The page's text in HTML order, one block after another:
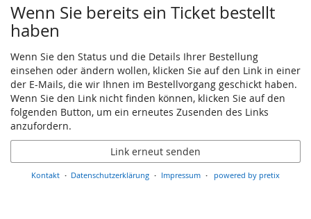
Wenn Sie bereits ein Ticket bestellt
haben
Wenn Sie den Status und die Details Ihrer Bestellung
einsehen oder ändern wollen, klicken Sie auf den Link in einer
der E-Mails, die wir Ihnen im Bestellvorgang geschickt haben.
Wenn Sie den Link nicht finden können, klicken Sie auf den
folgenden Button, um ein erneutes Zusenden des Links
anzufordern.
Link erneut senden
Kontakt Datenschutzerklärung Impressum powered by pretix